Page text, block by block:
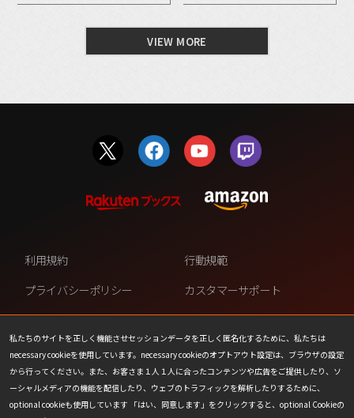
VIEW MORE
私たちのサイトを正しく機能させセッションデータを正しく匿名化するために、私たちは
necessary cookieを使用しています。necessary cookieのオプトアウト設定は、ブラウザの設定
から行ってください。また、お客さま１人１人に合ったコンテンツや広告をご提供したり、ソ
ーシャルメディアの機能を配信したり、ウェブのトラフィックを解析したりするために、
optional cookieも使用しています 「はい、同意します」をクリックすると、optional Cookieの
利用規約
行動規範
プライバシーポリシー
カスタマーサポート
ファンコンテンツ・ポリシー
個人情報の販売や共有を許可し
ない
COOKIE
プレスリリース
会社情報
お問い合わせ